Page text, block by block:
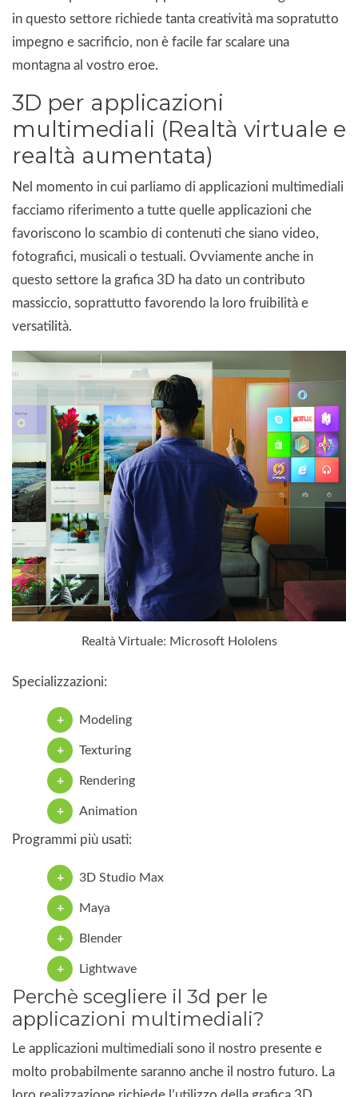
in questo settore richiede tanta creatività ma sopratutto
impegno e sacrificio, non è facile far scalare una
montagna al vostro eroe.
3D per applicazioni
multimediali (Realtà virtuale e
realtà aumentata)
Nel momento in cui parliamo di applicazioni multimediali
facciamo riferimento a tutte quelle applicazioni che
favoriscono lo scambio di contenuti che siano video,
fotografici, musicali o testuali. Ovviamente anche in
questo settore la grafica 3D ha dato un contributo
massiccio, soprattutto favorendo la loro fruibilità e
versatilità.
Realtà Virtuale: Microsoft Hololens
Specializzazioni:
Modeling
Texturing
Rendering
Animation
Programmi più usati:
3D Studio Max
Maya
Blender
Lightwave
Perchè scegliere il 3d per le
applicazioni multimediali?
Le applicazioni multimediali sono il nostro presente e
molto probabilmente saranno anche il nostro futuro. La